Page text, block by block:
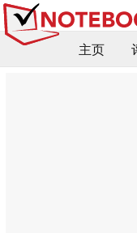
主页